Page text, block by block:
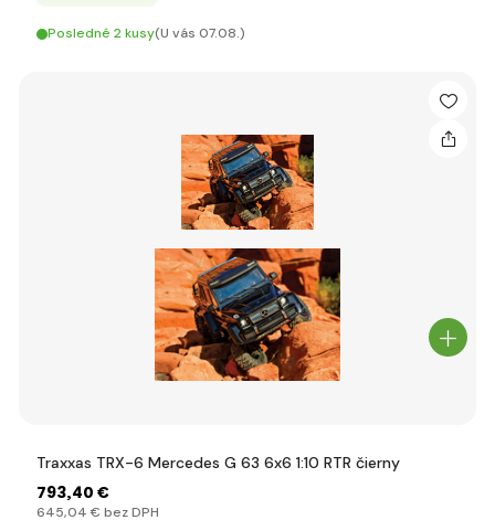
Posledné 2 kusy(U vás 07.08.)
Traxxas TRX-6 Mercedes G 63 6x6 1:10 RTR čierny
793,40 €
645,04 € bez DPH